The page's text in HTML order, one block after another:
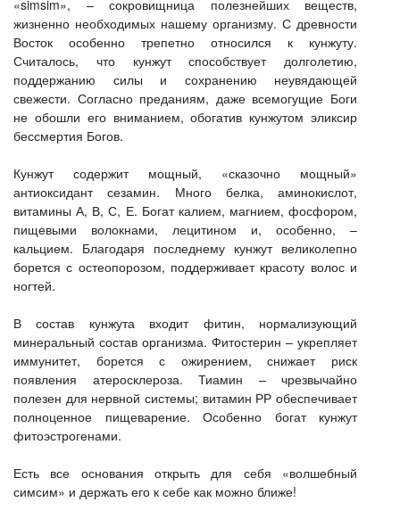
«simsim», – сокровищница полезнейших веществ,
жизненно необходимых нашему организму. С древности
Восток особенно трепетно относился к кунжуту.
Считалось, что кунжут способствует долголетию,
поддержанию силы и сохранению неувядающей
свежести. Согласно преданиям, даже всемогущие Боги
не обошли его вниманием, обогатив кунжутом эликсир
бессмертия Богов.
Кунжут содержит мощный, «сказочно мощный»
антиоксидант сезамин. Много белка, аминокислот,
витамины А, В, С, Е. Богат калием, магнием, фосфором,
пищевыми волокнами, лецитином и, особенно, –
кальцием. Благодаря последнему кунжут великолепно
борется с остеопорозом, поддерживает красоту волос и
ногтей.
В состав кунжута входит фитин, нормализующий
минеральный состав организма. Фитостерин – укрепляет
иммунитет, борется с ожирением, снижает риск
появления атеросклероза. Тиамин – чрезвычайно
полезен для нервной системы; витамин РР обеспечивает
полноценное пищеварение. Особенно богат кунжут
фитоэстрогенами.
Есть все основания открыть для себя «волшебный
симсим» и держать его к себе как можно ближе!